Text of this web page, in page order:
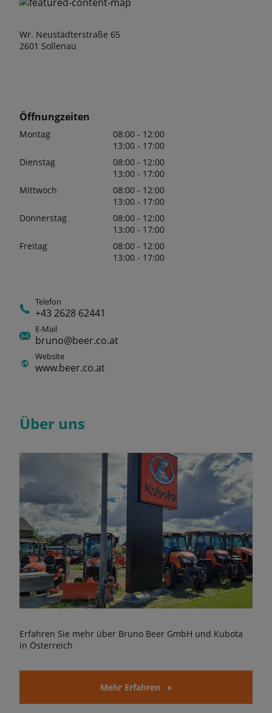
Wr. Neustädterstraße 65
2601 Sollenau
Öffnungzeiten
Montag
08:00 - 12:00
13:00 - 17:00
Dienstag
08:00 - 12:00
13:00 - 17:00
Mittwoch
08:00 - 12:00
13:00 - 17:00
Donnerstag
08:00 - 12:00
13:00 - 17:00
Freitag
08:00 - 12:00
13:00 - 17:00
Telefon
+43 2628 62441
E-Mail
bruno@beer.co.at
Website
www.beer.co.at
Über uns
Erfahren Sie mehr über Bruno Beer GmbH und Kubota
in Österreich
Mehr Erfahren